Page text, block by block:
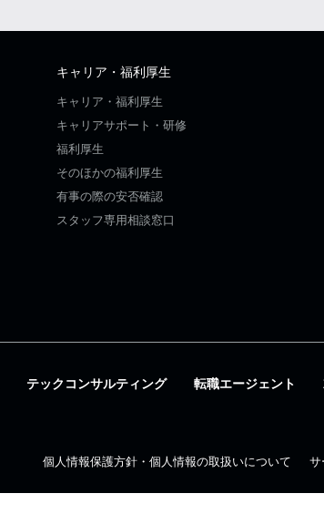
キャリア・福利厚生
キャリア・福利厚生
キャリアサポート・研修
福利厚生
そのほかの福利厚生
有事の際の安否確認
スタッフ専用相談窓口
テックコンサルティング 転職エージェント
個人情報保護方針・個人情報の取扱いについて サ